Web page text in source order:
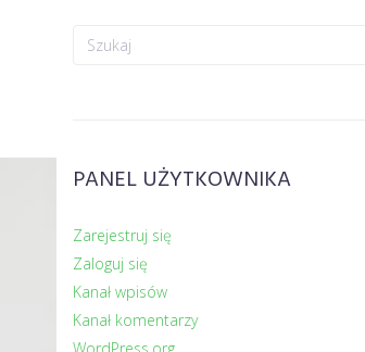
PANEL UŻYTKOWNIKA
Zarejestruj się
Zaloguj się
Kanał wpisów
Kanał komentarzy